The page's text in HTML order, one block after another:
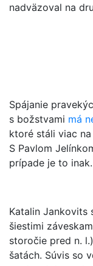
nadväzoval na
Spájanie
s božstvami má
ktoré stáli viac
S Pavlom
prípade je to inak.
Katalin Jankovits
šiestimi
storočie pred n.
šatách. Súvis so